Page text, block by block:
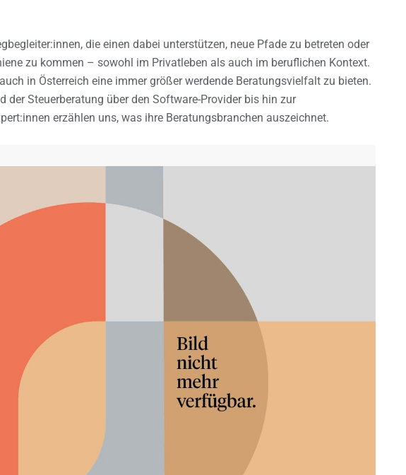
die einen dabei unterstützen, neue Pfade zu betreten oder
zu kommen – sowohl im Privatleben als auch im beruflichen Kontext.
in Österreich eine immer größer werdende Beratungsvielfalt zu bieten.
der Steuerberatung über den Software-Provider bis hin zur
erzählen uns, was ihre Beratungsbranchen auszeichnet.